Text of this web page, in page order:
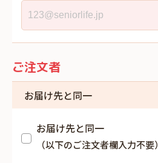
ご注文者
お届け先と同一
お届け先と同一
（以下のご注文者欄入力不要）